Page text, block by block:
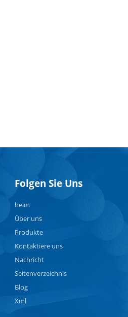
Folgen Sie Uns
heim
Über uns
Produkte
Kontaktiere uns
Nachricht
Seitenverzeichnis
Blog
Xml